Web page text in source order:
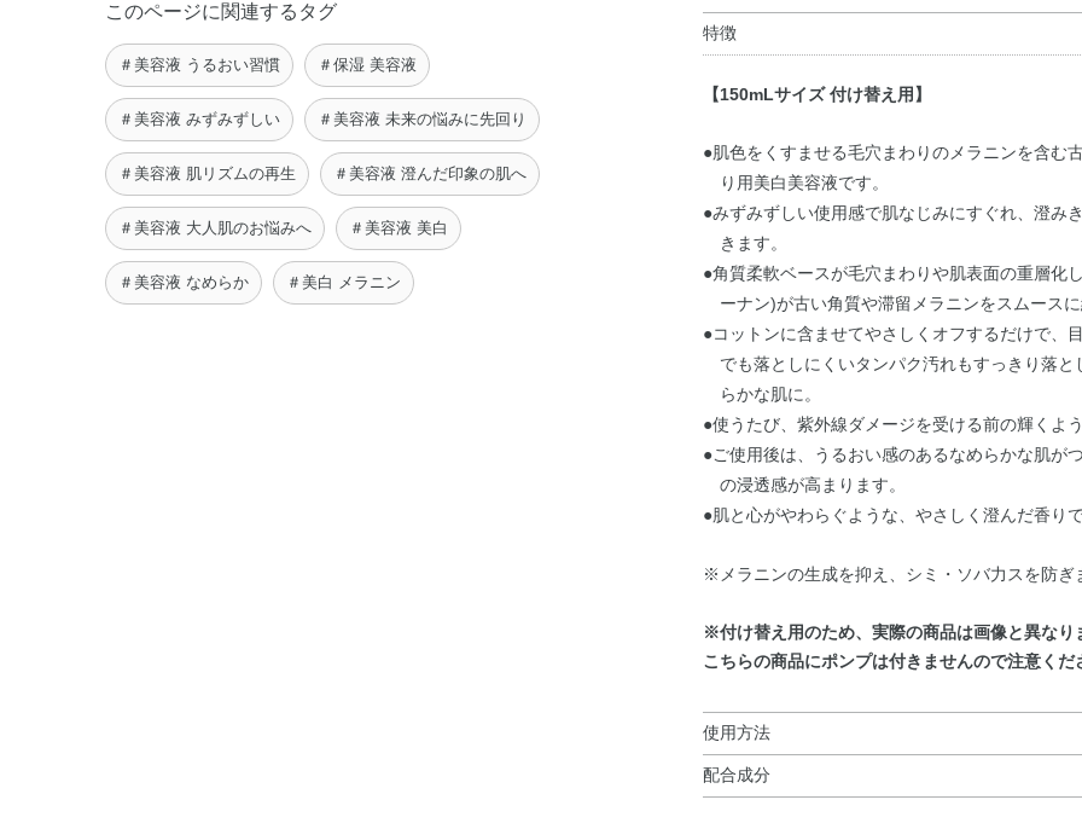
このページに関連するタグ
＃美容液 うるおい習慣 ＃保湿 美容液
＃美容液 みずみずしい ＃美容液 未来の悩みに先回り
＃美容液 肌リズムの再生 ＃美容液 澄んだ印象の肌へ
＃美容液 大人肌のお悩みへ ＃美容液 美白
＃美容液 なめらか ＃美白 メラニン
特徴
【150mLサイズ 付け替え用】
●肌色をくすませる毛穴まわりのメラニンを含む
り用美白美容液です。
●みずみずしい使用感で肌なじみにすぐれ、澄み
きます。
●角質柔軟ベースが毛穴まわりや肌表面の重層化
ーナン)が古い角質や滞留メラニンをスムースに
●コットンに含ませてやさしくオフするだけで、
でも落としにくいタンパク汚れもすっきり落
らかな肌に。
●使うたび、紫外線ダメージを受ける前の輝くよ
●ご使用後は、うるおい感のあるなめらかな肌が
の浸透感が高まります。
●肌と心がやわらぐような、やさしく澄んだ香りで
※メラニンの生成を抑え、シミ・ソバ力スを防ぎ
※付け替え用のため、実際の商品は画像と異なり
こちらの商品にポンプは付きませんので注意くだ
使用方法
使用方法
配合成分